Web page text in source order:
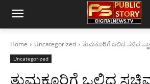
Home Uncategorized ತುಮಕೂರಿಗೆ ಒಲಿದ ಸಚಿವ
Uncategorized
ತುಮಕೂರಿಗೆ ಒಲಿದ ಸಚಿವ